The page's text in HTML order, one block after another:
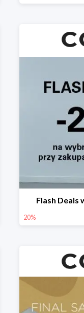
Flash Deals
20%